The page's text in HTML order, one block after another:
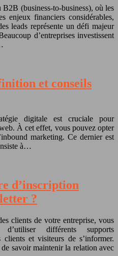
(business-to-business), où les
enjeux financiers considérables,
leads représente un défi majeur
d’entreprises investissent
et conseils
digitale est cruciale pour
À cet effet, vous pouvez opter
marketing. Ce dernier est
à…
d’inscription
?
clients de votre entreprise, vous
différents supports
et visiteurs de s’informer.
savoir maintenir la relation avec